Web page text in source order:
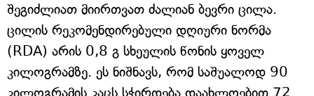
შეგიძლიათ მიირთვათ ძალიან ბევრი ცილა.
ცილის რეკომენდირებული დღიური ნორმა
(RDA) არის 0,8 გ სხეულის წონის ყოველ
კილოგრამზე. ეს ნიშნავს, რომ საშუალოდ 90
კილოგრამის კაცს სჭირდება დაახლოებით 72